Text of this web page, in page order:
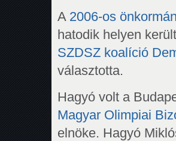
A 2006-os
hatodik helyen
SZDSZ koalíció
választotta.
Hagyó volt a
Magyar Olimpiai
elnöke. Hagyó